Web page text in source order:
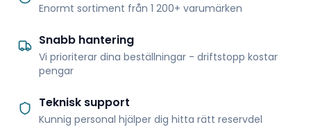
Enormt sortiment från 1 200+ varumärken
Snabb hantering
Vi prioriterar dina beställningar - driftstopp kostar
pengar
Teknisk support
Kunnig personal hjälper dig hitta rätt reservdel